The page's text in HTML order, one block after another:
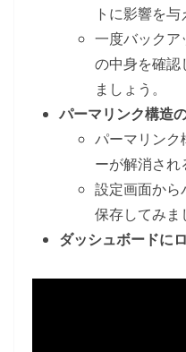
トに影響を与
一度バックア
の中身を確認
ましょう。
パーマリンク構造
パーマリンク
ーが解消され
設定画面から
保存してみま
ダッシュボードに